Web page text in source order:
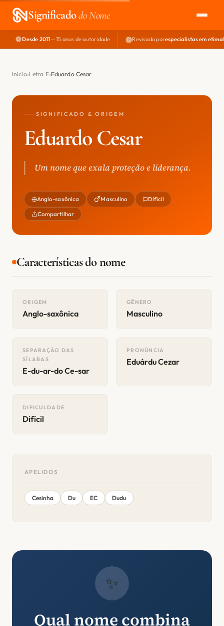
Significadodo Nome
EXPLORAR
NOME PERFEITO
Desde 2011— 15 anos de autoridade Revisado porespecialistas em
Início Letra E Eduardo Cesar
SIGNIFICADO & ORIGEM
Eduardo Cesar
Um nome que exala proteção e liderança.
Anglo-saxônica Masculino Difícil
Compartilhar
Características do nome
ORIGEM
Anglo-saxônica
GÊNERO
Masculino
SEPARAÇÃO DAS
SÍLABAS
E-du-ar-do Ce-sar
PRONÚNCIA
Eduárdu Cezar
DIFICULDADE
Difícil
APELIDOS
Cesinha Du EC Dudu
✨
Qual nome combina